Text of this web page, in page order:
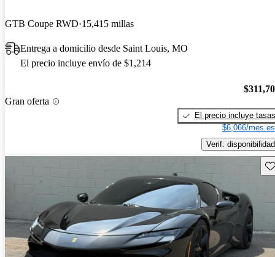
GTB Coupe RWD 15,415 millas
Entrega a domicilio desde Saint Louis, MO
El precio incluye envío de $1,214
Gran oferta
El precio incluye tasas
$6,066/mes
Verif. disponibilidad